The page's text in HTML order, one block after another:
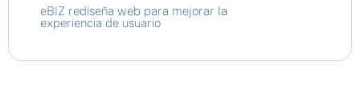
eBIZ rediseña web para mejorar la
experiencia de usuario